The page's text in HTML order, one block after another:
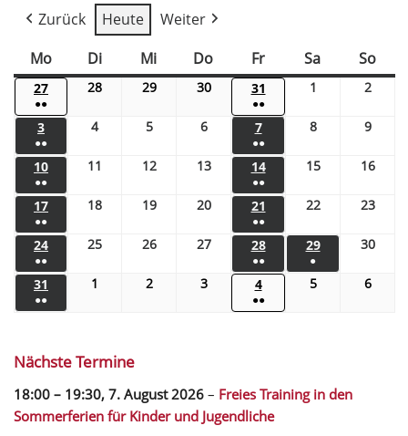
Zurück Heute
Weiter
Mo
Di Mi Do Fr Sa So
27
●●
28 29 30 31
●●
1 2
3
●●
4 5 6 7
●●
8 9
10
●●
11 12 13 14
●●
15 16
17
●●
18 19 20 21
●●
22 23
24
●●
25 26 27 28
●●
29
●
30
31
●●
1 2 3 4
●●
5 6
Nächste Termine
18:00 – 19:30, 7. August 2026 – Freies Training in den
Sommerferien für Kinder und Jugendliche